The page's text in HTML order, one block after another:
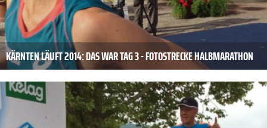
KÄRNTEN LÄUFT 2014: DAS WAR TAG 3 - FOTOSTRECKE HALBMARATHON